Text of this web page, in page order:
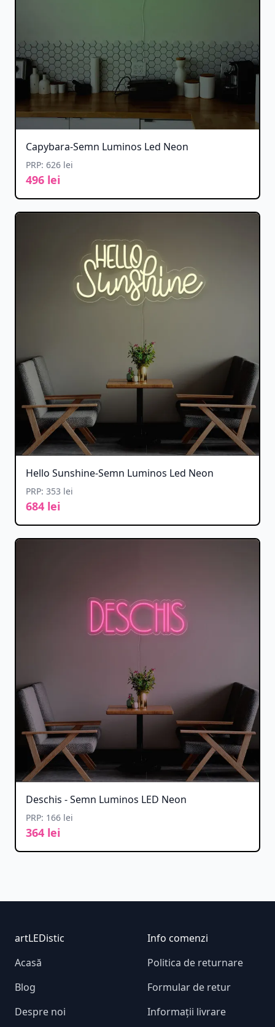
Capybara-Semn Luminos Led Neon
PRP: 626 lei
496 lei
Hello Sunshine-Semn Luminos Led Neon
PRP: 353 lei
684 lei
Deschis - Semn Luminos LED Neon
PRP: 166 lei
364 lei
Footer
artLEDistic
Acasă
Blog
Despre noi
Info comenzi
Politica de returnare
Formular de retur
Informații livrare